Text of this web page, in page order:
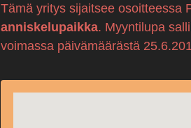
Tämä yritys sijaitsee osoitteessa
anniskelupaikka. Myyntilupa
voimassa päivämäärästä